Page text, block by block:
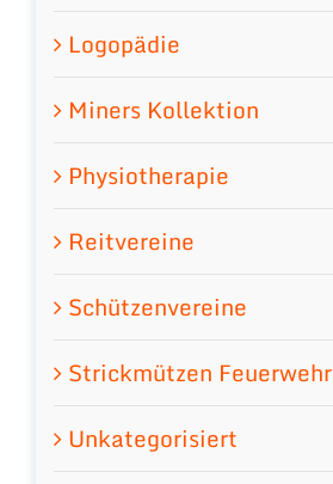
Logopädie
Miners Kollektion
Physiotherapie
Reitvereine
Schützenvereine
Strickmützen Feuerwehr
Unkategorisiert